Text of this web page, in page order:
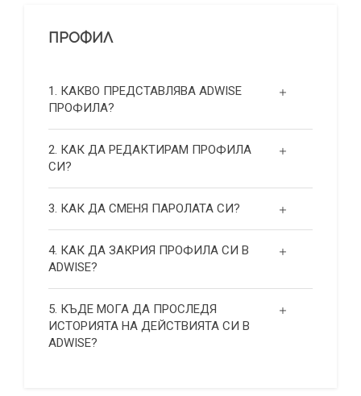
ПРОФИЛ
1. КАКВО ПРЕДСТАВЛЯВА ADWISE
ПРОФИЛА?
2. КАК ДА РЕДАКТИРАМ ПРОФИЛА
СИ?
3. КАК ДА СМЕНЯ ПАРОЛАТА СИ?
4. КАК ДА ЗАКРИЯ ПРОФИЛА СИ В
ADWISE?
5. КЪДЕ МОГА ДА ПРОСЛЕДЯ
ИСТОРИЯТА НА ДЕЙСТВИЯТА СИ В
ADWISE?